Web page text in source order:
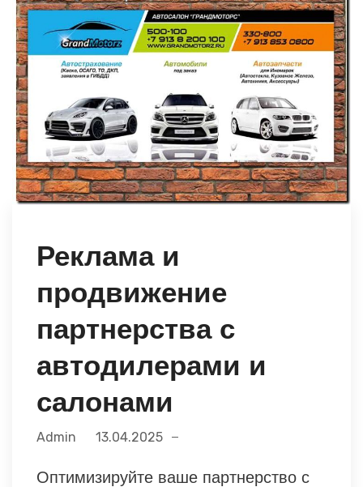
Реклама и
продвижение
партнерства с
автодилерами и
салонами
Admin 13.04.2025
Оптимизируйте ваше партнерство с